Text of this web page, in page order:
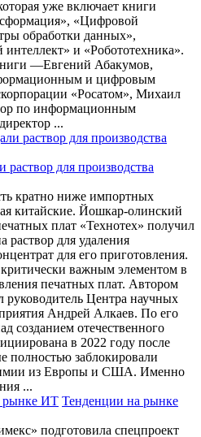
уже включает книги
«Цифровой
обработки данных»,
и «Робототехника».
—Евгений Абакумов,
и цифровым
«Росатом», Михаил
по информационным
...
раствор для производства
кратно ниже импортных
китайские. Йошкар-олинский
плат «Технотех» получил
раствор для удаления
для его приготовления.
критически важным элементом в
печатных плат. Автором
руководитель Центра научных
Андрей Алкаев. По его
созданием отечественного
в 2022 году после
полностью заблокировали
из Европы и США. Именно
...
Тенденции на рынке
подготовила спецпроект